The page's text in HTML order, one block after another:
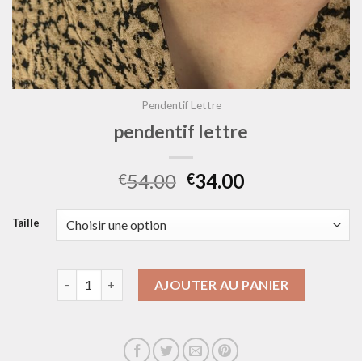
Pendentif Lettre
pendentif lettre
€54.00 €34.00
Taille
AJOUTER AU PANIER